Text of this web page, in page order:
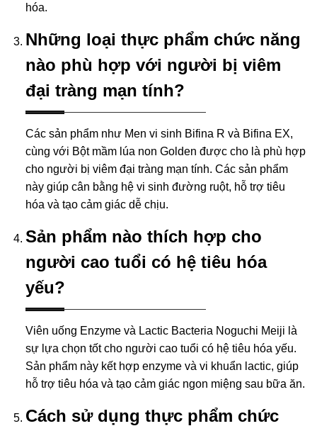
hóa.
Những loại thực phẩm chức năng
nào phù hợp với người bị viêm
đại tràng mạn tính?
Các sản phẩm như Men vi sinh Bifina R và Bifina EX,
cùng với Bột mầm lúa non Golden được cho là phù hợp
cho người bị viêm đại tràng mạn tính. Các sản phẩm
này giúp cân bằng hệ vi sinh đường ruột, hỗ trợ tiêu
hóa và tạo cảm giác dễ chịu.
Sản phẩm nào thích hợp cho
người cao tuổi có hệ tiêu hóa
yếu?
Viên uống Enzyme và Lactic Bacteria Noguchi Meiji là
sự lựa chọn tốt cho người cao tuổi có hệ tiêu hóa yếu.
Sản phẩm này kết hợp enzyme và vi khuẩn lactic, giúp
hỗ trợ tiêu hóa và tạo cảm giác ngon miệng sau bữa ăn.
Cách sử dụng thực phẩm chức